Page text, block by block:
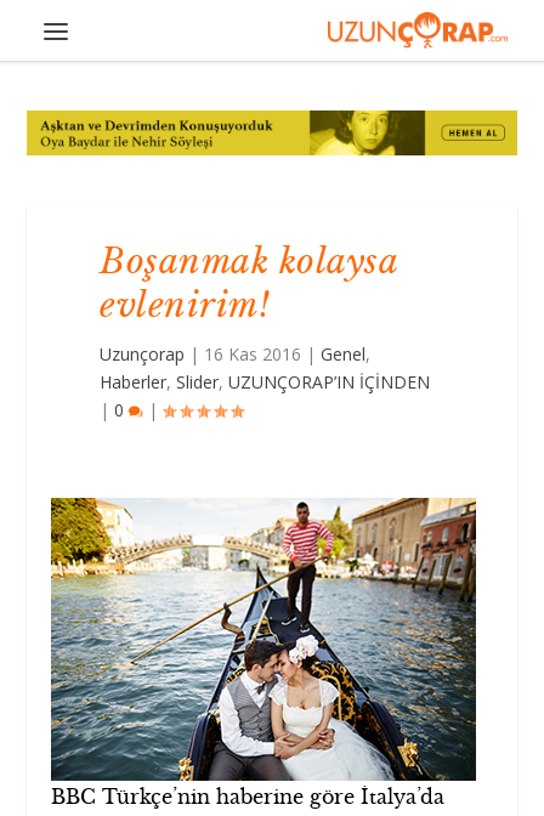
Boşanmak kolaysa
evlenirim!
Uzunçorap | 16 Kas 2016 |Genel,
Haberler,Slider,UZUNÇORAP’IN İÇİNDEN
|0 |
BBC Türkçe’nin haberine göre İtalya’da